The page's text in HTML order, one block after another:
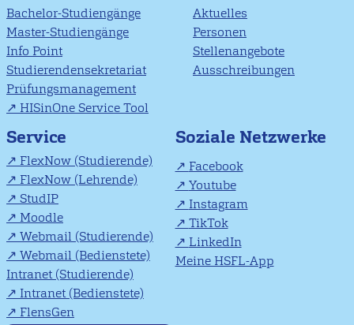
Bachelor-Studiengänge
Master-Studiengänge
Info Point
Studierendensekretariat
Prüfungsmanagement
HISinOne Service Tool
Aktuelles
Personen
Stellenangebote
Ausschreibungen
Service
FlexNow (Studierende)
FlexNow (Lehrende)
StudIP
Moodle
Webmail (Studierende)
Webmail (Bedienstete)
Intranet (Studierende)
Intranet (Bedienstete)
FlensGen
Soziale Netzwerke
Facebook
Youtube
Instagram
TikTok
LinkedIn
Meine HSFL-App